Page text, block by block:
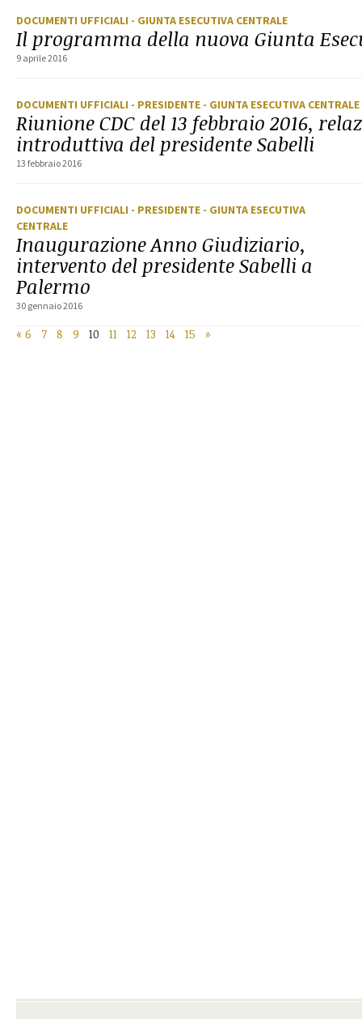
DOCUMENTI UFFICIALI - GIUNTA ESECUTIVA CENTRALE
Il programma della nuova Giunta
9 aprile 2016
DOCUMENTI UFFICIALI - PRESIDENTE - GIUNTA ESECUTIVA CENTRALE
Riunione CDC del 13 febbraio 2016,
introduttiva del presidente Sabelli
13 febbraio 2016
DOCUMENTI UFFICIALI - PRESIDENTE - GIUNTA ESECUTIVA
CENTRALE
Inaugurazione Anno Giudiziario,
intervento del presidente Sabelli a
Palermo
30 gennaio 2016
« 6 7 8 9 10 11 12 13 14 15 »